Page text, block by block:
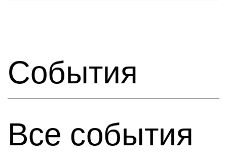
События
Все события